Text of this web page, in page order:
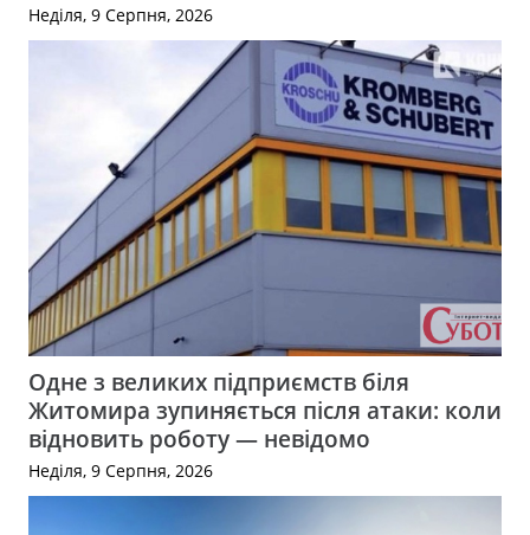
Неділя, 9 Серпня, 2026
Одне з великих підприємств біля
Житомира зупиняється після атаки: коли
відновить роботу — невідомо
Неділя, 9 Серпня, 2026